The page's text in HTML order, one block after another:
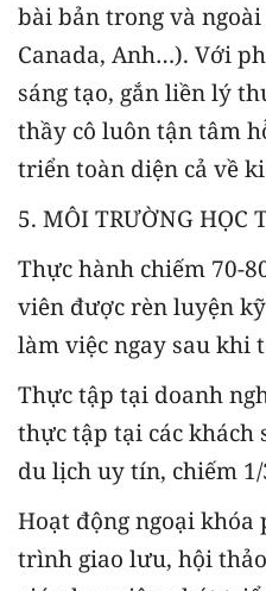
bài bản trong và ngoài
Canada, Anh…). Với
sáng tạo, gắn liền lý
thầy cô luôn tận tâm
triển toàn diện cả về
5. MÔI TRƯỜNG HỌC
Thực hành chiếm 70-
viên được rèn luyện
làm việc ngay sau khi
Thực tập tại doanh
thực tập tại các khách
du lịch uy tín, chiếm
Hoạt động ngoại khóa
trình giao lưu, hội